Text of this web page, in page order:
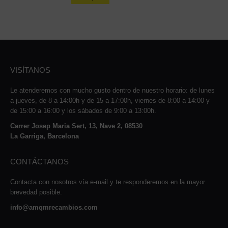
VISÍTANOS
Le atenderemos con mucho gusto dentro de nuestro horario: de lunes
a jueves, de 8 a 14:00h y de 15 a 17:00h, viernes de 8:00 a 14:00 y
de 15:00 a 16:00 y los sábados de 9:00 a 13:00h.
Carrer Josep Maria Sert, 13, Nave 2, 08530
La Garriga, Barcelona
CONTÁCTANOS
Contacta con nosotros vía e-mail y te responderemos en la mayor
brevedad posible.
info@amqmrecambios.com